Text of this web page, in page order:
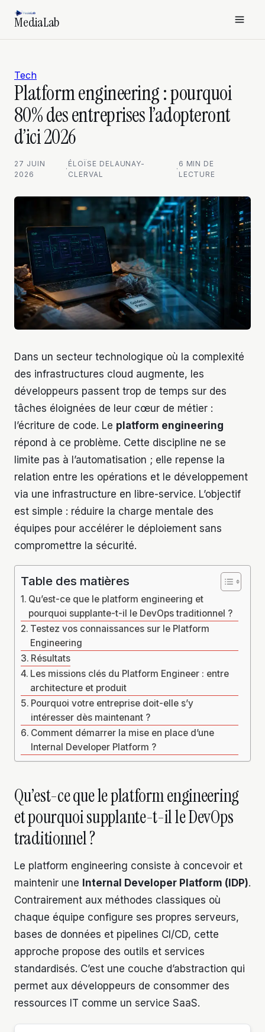
MediaLab
Tech
Platform engineering : pourquoi
80% des entreprises l’adopteront
d’ici 2026
27 JUIN
2026
·
ÉLOÏSE DELAUNAY-
CLERVAL
·
6 MIN DE
LECTURE
Dans un secteur technologique où la complexité
des infrastructures cloud augmente, les
développeurs passent trop de temps sur des
tâches éloignées de leur cœur de métier :
l’écriture de code. Le platform engineering
répond à ce problème. Cette discipline ne se
limite pas à l’automatisation ; elle repense la
relation entre les opérations et le développement
via une infrastructure en libre-service. L’objectif
est simple : réduire la charge mentale des
équipes pour accélérer le déploiement sans
compromettre la sécurité.
Table des matières
Qu’est-ce que le platform engineering et
pourquoi supplante-t-il le DevOps traditionnel ?
Testez vos connaissances sur le Platform
Engineering
Résultats
Les missions clés du Platform Engineer : entre
architecture et produit
Pourquoi votre entreprise doit-elle s’y
intéresser dès maintenant ?
Comment démarrer la mise en place d’une
Internal Developer Platform ?
Qu’est-ce que le platform engineering
et pourquoi supplante-t-il le DevOps
traditionnel ?
Le platform engineering consiste à concevoir et
maintenir une Internal Developer Platform (IDP).
Contrairement aux méthodes classiques où
chaque équipe configure ses propres serveurs,
bases de données et pipelines CI/CD, cette
approche propose des outils et services
standardisés. C’est une couche d’abstraction qui
permet aux développeurs de consommer des
ressources IT comme un service SaaS.